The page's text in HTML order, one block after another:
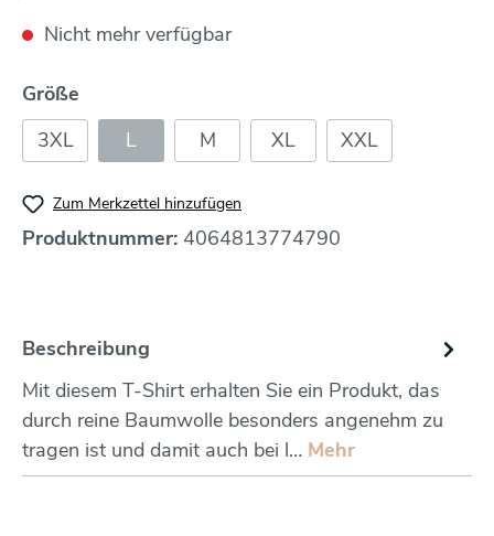
Nicht mehr verfügbar
Größe
3XL
L M XL XXL
Zum Merkzettel hinzufügen
Produktnummer: 4064813774790
Beschreibung
Mit diesem T-Shirt erhalten Sie ein Produkt, das
durch reine Baumwolle besonders angenehm zu
tragen ist und damit auch bei l… Mehr